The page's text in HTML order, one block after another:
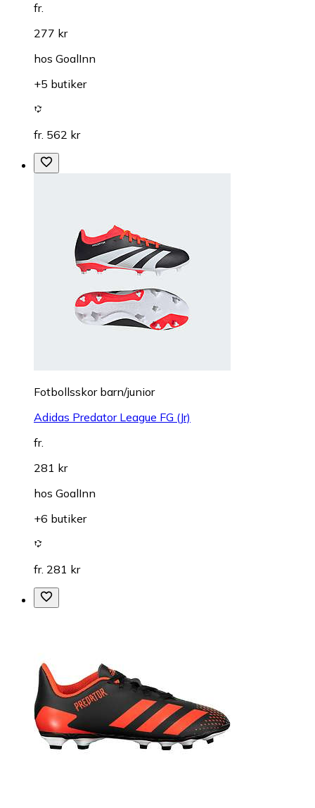
fr.
277 kr
hos GoalInn
+5 butiker
fr. 562 kr
Fotbollsskor barn/junior
Adidas Predator League FG (Jr)
fr.
281 kr
hos GoalInn
+6 butiker
fr. 281 kr